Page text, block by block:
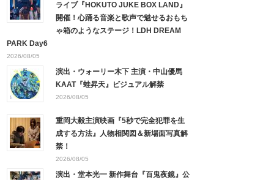
ライブ『HOKUTO JUKE BOX LAND』
開催！心踊る音楽と歌声で魅せるおもち
ゃ箱のようなステージ！LDH DREAM
PARK Day6
2026/08/05
演出・ウォーリー木下 主演・中山優馬
KAAT『蛙昇天』ビジュアル解禁
2026/08/05
重岡大毅主演映画『5秒で完全犯罪を生
成する方法』人物相関図＆新場面写真解
禁！
2026/08/05
演出・堂本光一 新作舞台『百鬼夜鏡』公